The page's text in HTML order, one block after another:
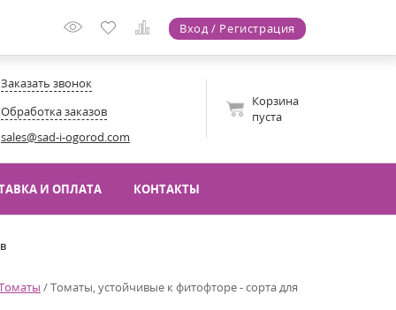
Вход / Регистрация
Заказать звонок
Обработка заказов
sales@sad-i-ogorod.com
Корзина
пуста
И ОПЛАТА КОНТАКТЫ
/Томаты, устойчивые к фитофторе - сорта для